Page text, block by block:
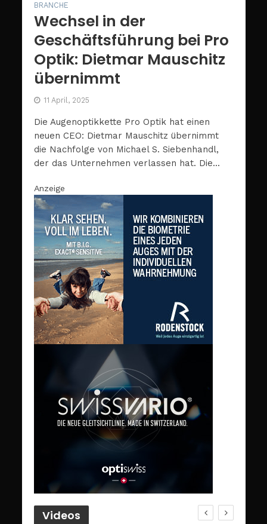
BRANCHE
Wechsel in der
Geschäftsführung bei Pro
Optik: Dietmar Mauschitz
übernimmt
11 April, 2025
Die Augenoptikkette Pro Optik hat einen
neuen CEO: Dietmar Mauschitz übernimmt
die Nachfolge von Michael S. Siebenhandl,
der das Unternehmen verlassen hat. Die...
Anzeige
Videos